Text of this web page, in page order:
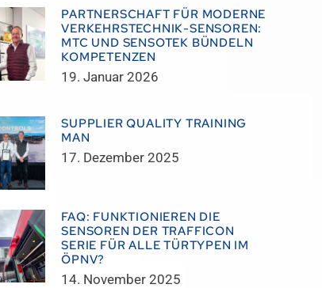
PARTNERSCHAFT FÜR MODERNE
VERKEHRSTECHNIK-SENSOREN:
MTC UND SENSOTEK BÜNDELN
KOMPETENZEN
19. Januar 2026
SUPPLIER QUALITY TRAINING
MAN
17. Dezember 2025
FAQ: FUNKTIONIEREN DIE
SENSOREN DER TRAFFICON
SERIE FÜR ALLE TÜRTYPEN IM
ÖPNV?
14. November 2025